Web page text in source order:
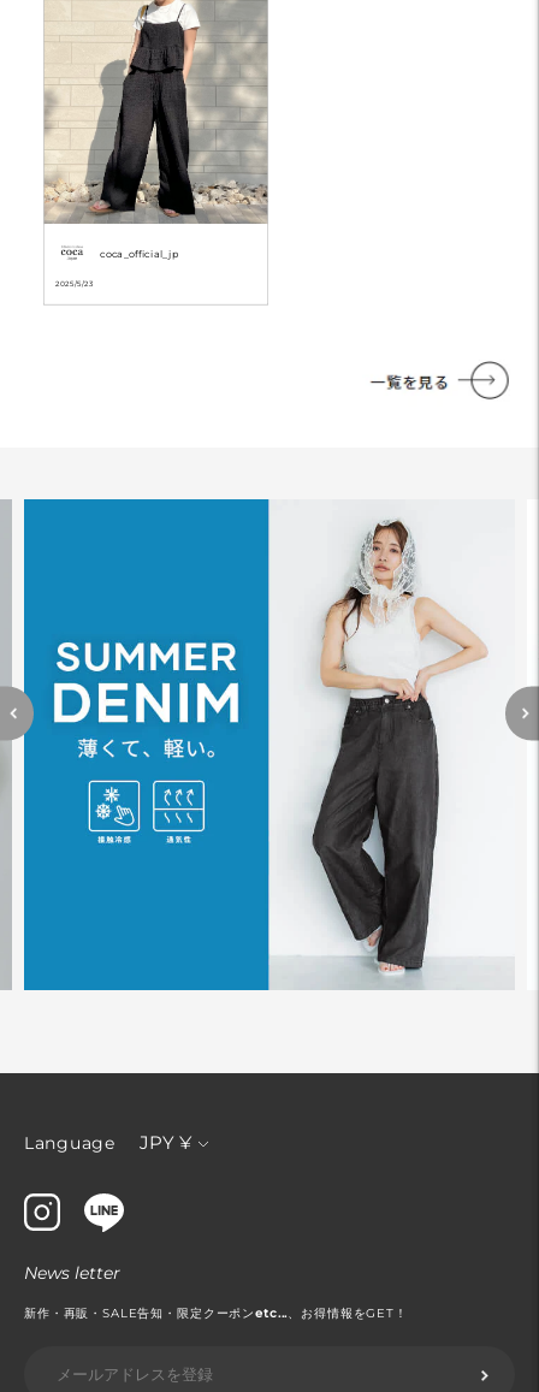
coca_official_jp
2025/5/23
Language
通
JPY ¥
News letter
新作・再販・SALE告知・限定クーポンetc...、お得情報をGET！